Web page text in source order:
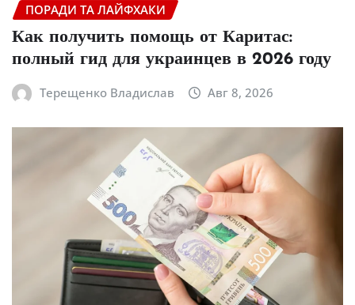
ПОРАДИ ТА ЛАЙФХАКИ
Как получить помощь от Каритас:
полный гид для украинцев в 2026 году
Терещенко Владислав Авг 8, 2026